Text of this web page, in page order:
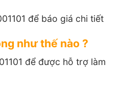
để báo giá chi tiết
như thế nào ?
để được hỗ trợ làm